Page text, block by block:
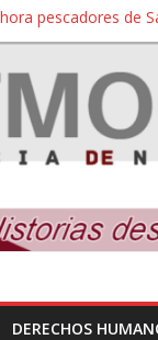
pescadores de
Oaxaca
y exigen
para
pétreo de
DERECHOS